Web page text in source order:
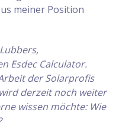
meiner Position
Esdec Calculator.
der Solarprofis
derzeit noch weiter
wissen möchte: Wie